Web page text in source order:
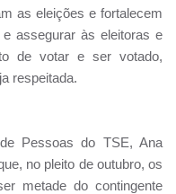
as eleições e fortalecem
assegurar às eleitoras e
de votar e ser votado,
respeitada.
Pessoas do TSE, Ana
no pleito de outubro, os
metade do contingente